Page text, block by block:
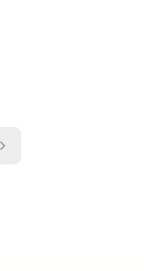
Następne produkty